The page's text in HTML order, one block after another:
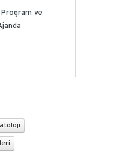
Program ve